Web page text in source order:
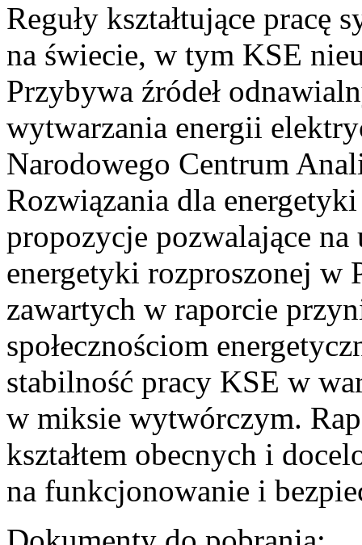
Reguły kształtujące pracę
na świecie, w tym KSE
Przybywa źródeł
wytwarzania energii
Narodowego Centrum
Rozwiązania dla
propozycje pozwalające
energetyki rozproszonej w
zawartych w raporcie
społecznościom
stabilność pracy KSE w
w miksie wytwórczym.
kształtem obecnych i
na funkcjonowanie i